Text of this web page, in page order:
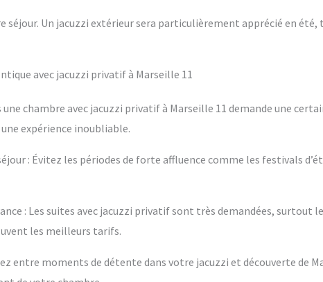
séjour. Un jacuzzi extérieur sera particulièrement apprécié en
avec jacuzzi privatif à Marseille 11
chambre avec jacuzzi privatif à Marseille 11 demande une
expérience inoubliable.
: Évitez les périodes de forte affluence comme les festivals
: Les suites avec jacuzzi privatif sont très demandées, surtout
les meilleurs tarifs.
entre moments de détente dans votre jacuzzi et découverte de